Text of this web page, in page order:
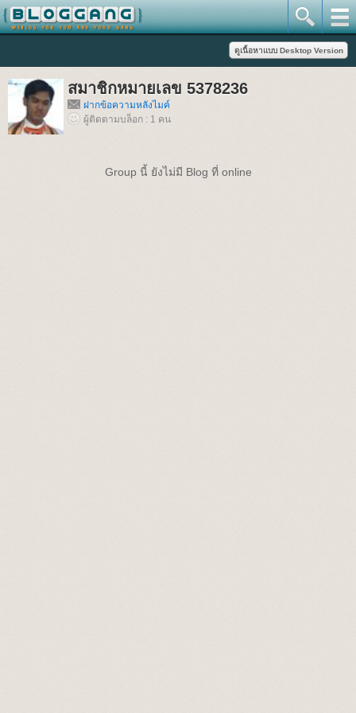
สมาชิกหมายเลข 5378236
ฝากข้อความหลังไมค์
ผู้ติดตามบล็อก : 1 คน
Group นี้ ยังไม่มี Blog ที่ online